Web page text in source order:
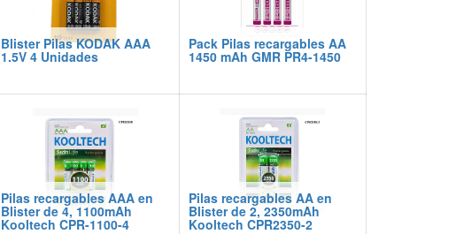
Blister Pilas KODAK AAA
1.5V 4 Unidades
Pack Pilas recargables AA
1450 mAh GMR PR4-1450
Pilas recargables AAA en
Blister de 4, 1100mAh
Kooltech CPR-1100-4
Pilas recargables AA en
Blister de 2, 2350mAh
Kooltech CPR2350-2